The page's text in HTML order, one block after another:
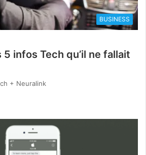
BUSINESS
5 infos Tech qu’il ne fallait
+ Neuralink